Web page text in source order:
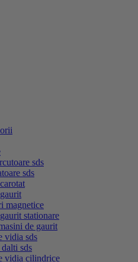
sds
sds
magnetice
stationare
de gaurit
vidia sds
sds
vidia cilindrice